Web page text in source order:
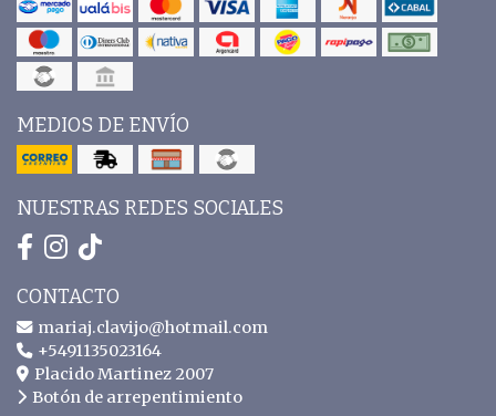
MEDIOS DE ENVÍO
NUESTRAS REDES SOCIALES
CONTACTO
mariaj.clavijo@hotmail.com
+5491135023164
Placido Martinez 2007
Botón de arrepentimiento